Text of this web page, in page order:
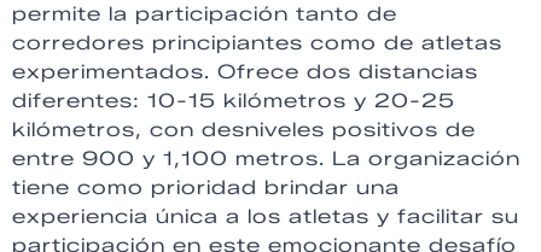
permite la participación tanto de
corredores principiantes como de atletas
experimentados. Ofrece dos distancias
diferentes: 10-15 kilómetros y 20-25
kilómetros, con desniveles positivos de
entre 900 y 1,100 metros. La organización
tiene como prioridad brindar una
experiencia única a los atletas y facilitar su
participación en este emocionante desafío